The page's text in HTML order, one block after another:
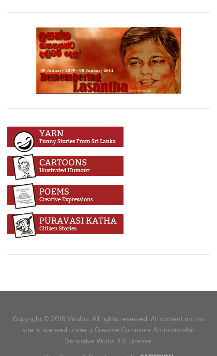
Copyright © 2016 Vikalpa. All rights reserved. All content on this
site is licensed under a Creative Commons Attribution-No
Derivative Works 3.0 License.